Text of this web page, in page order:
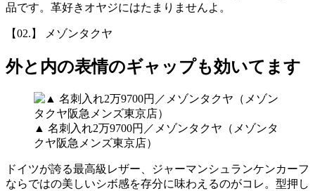
品です。革好きオヤジにはたまりませんよ。
【02.】 メゾンタクヤ
外と内の表情のギャップも効いてます
▲ 名刺入れ2万9700円／メゾンタクヤ（メゾンタ
クヤ阪急メンズ東京店）
ドイツが誇る最高級レザー、ジャーマンシュランケンカーフ
ならではの美しいシボ感を存分に味わえるのがコレ。型押し